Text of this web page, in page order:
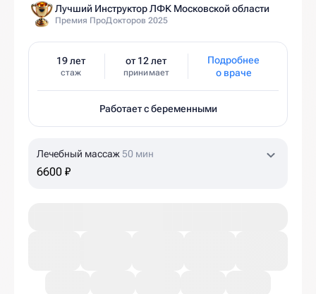
Лучший Инструктор ЛФК Московской области
Премия ПроДокторов 2025
19 лет
стаж
от 12 лет
принимает
Подробнее
о враче
Работает с беременными
Лечебный массаж 50 мин
6600 ₽